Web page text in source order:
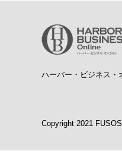
ハーバー・ビジネス・
Copyright 2021